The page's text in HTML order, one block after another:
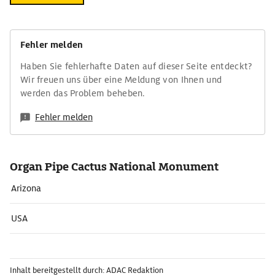
Fehler melden
Haben Sie fehlerhafte Daten auf dieser Seite entdeckt?
Wir freuen uns über eine Meldung von Ihnen und
werden das Problem beheben.
Fehler melden
Organ Pipe Cactus National Monument
Arizona
USA
Inhalt bereitgestellt durch: ADAC Redaktion